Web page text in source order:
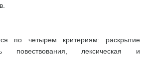
по четырем критериям: раскрытие
повествования, лексическая и